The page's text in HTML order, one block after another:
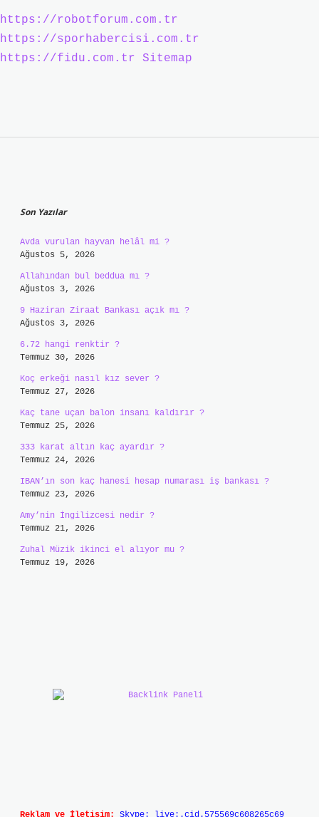
https://robotforum.com.tr
https://sporhabercisi.com.tr
https://fidu.com.tr
Sitemap
Son Yazılar
Avda vurulan hayvan helâl mi ?
Ağustos 5, 2026
Allahından bul beddua mı ?
Ağustos 3, 2026
9 Haziran Ziraat Bankası açık mı ?
Ağustos 3, 2026
6.72 hangi renktir ?
Temmuz 30, 2026
Koç erkeği nasıl kız sever ?
Temmuz 27, 2026
Kaç tane uçan balon insanı kaldırır ?
Temmuz 25, 2026
333 karat altın kaç ayardır ?
Temmuz 24, 2026
IBAN’ın son kaç hanesi hesap numarası iş bankası ?
Temmuz 23, 2026
Amy’nin İngilizcesi nedir ?
Temmuz 21, 2026
Zuhal Müzik ikinci el alıyor mu ?
Temmuz 19, 2026
Reklam ve İletişim: Skype: live:.cid.575569c608265c69